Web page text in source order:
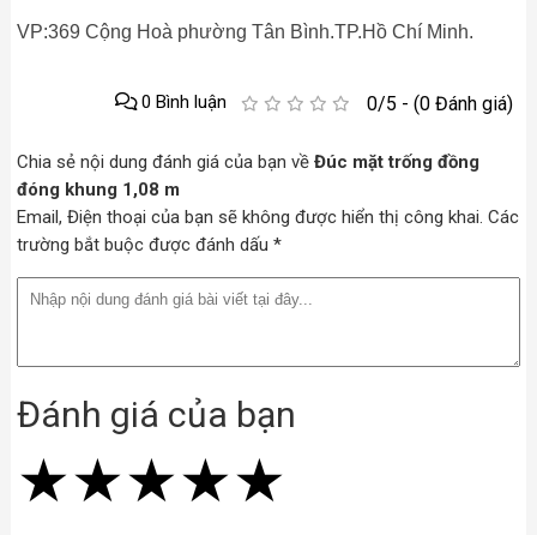
VP:369 Cộng Hoà phường Tân Bình.TP.Hồ Chí Minh.
0/5 - (0 Đánh giá)
0 Bình luận
Chia sẻ nội dung đánh giá của bạn về Đúc mặt trống đồng
đóng khung 1,08 m
Email, Điện thoại của bạn sẽ không được hiển thị công khai. Các
trường bắt buộc được đánh dấu *
Đánh giá của bạn
★
★★
★★★
★★★★
★★★★★